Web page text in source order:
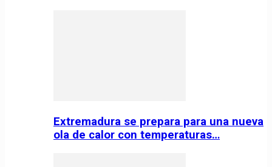
Extremadura se prepara para una nueva
ola de calor con temperaturas…